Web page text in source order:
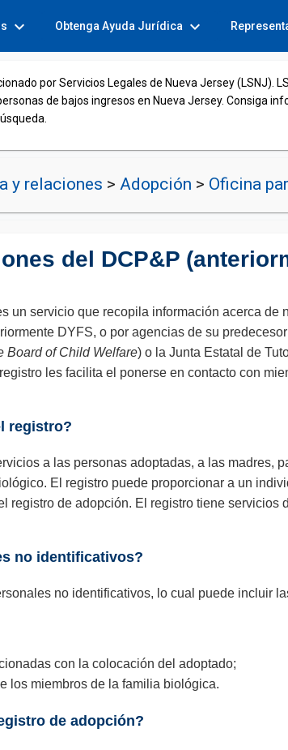
expand_more Obtenga Ayuda Jurídica expand_more
por Servicios Legales de Nueva Jersey (LSNJ).
de bajos ingresos en Nueva Jersey. Consiga
y relaciones > Adopción > Oficina
del DCP&P
un servicio que recopila información acerca
DYFS, o por agencias de su
Board of Child Welfare) o la Junta Estatal de
les facilita el ponerse en contacto con
registro?
a las personas adoptadas, a las
El registro puede proporcionar a un
registro de adopción. El registro tiene
no identificativos?
no identificativos, lo cual puede incluir
con la colocación del adoptado;
los miembros de la familia biológica.
de adopción?